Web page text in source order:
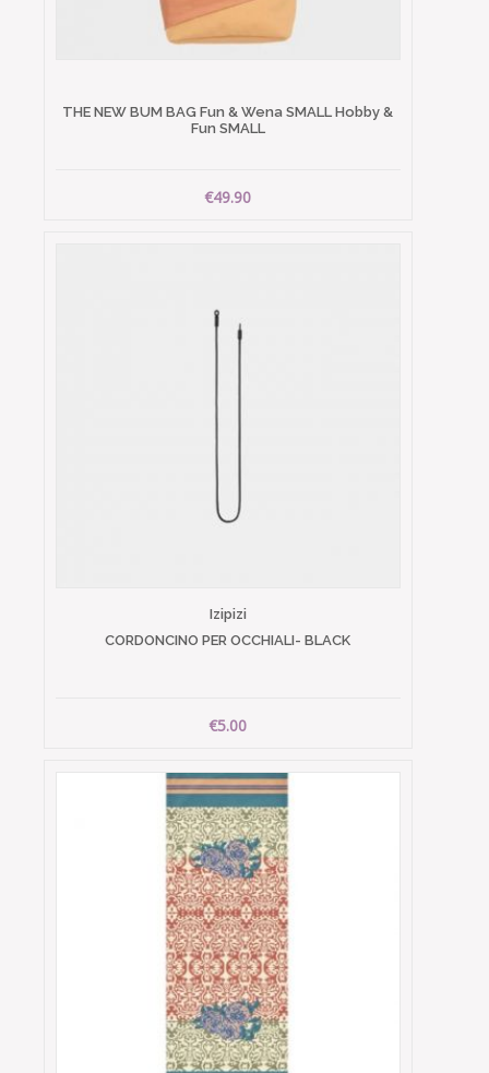
THE NEW BUM BAG Fun & Wena SMALL Hobby &
Fun SMALL
€49.90
Izipizi
CORDONCINO PER OCCHIALI- BLACK
€5.00